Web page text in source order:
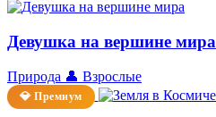
Девушка на вершине мира
Природа 👤 Взрослые
💎 Премиум